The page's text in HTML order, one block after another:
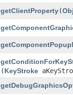
getClientProperty​(
(KeyStroke